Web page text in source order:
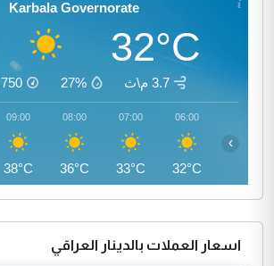
Karbala Governorate
32°C
3.7 م\ث 27%
750
06:00
32°C
07:00
33°C
08:00
36°C
09:00
38°C
›
اسعار العملات بالدينار العراقي